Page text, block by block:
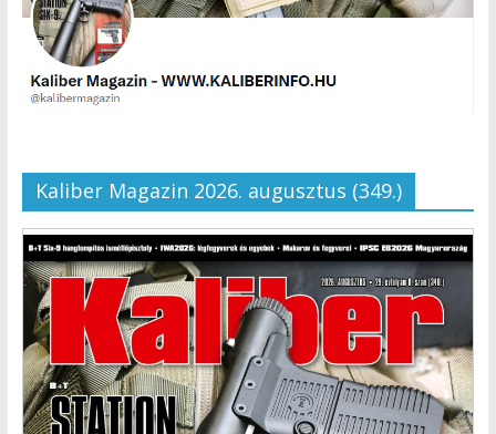
Kaliber Magazin 2026. augusztus (349.)